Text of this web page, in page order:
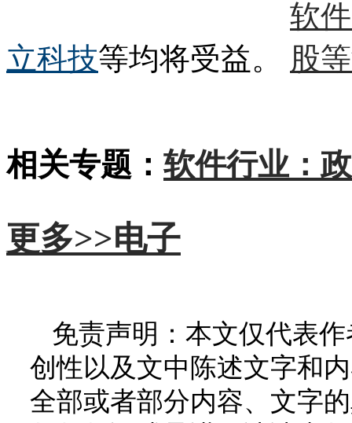
立科技等均将受益。
相关专题： 软件行业：
更多>>电子
免责声明：本文仅代表
创性以及文中陈述文字和
全部或者部分内容、文字